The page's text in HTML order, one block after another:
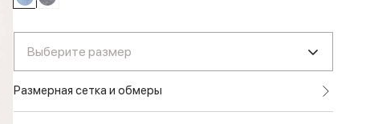
Выберите размер
Размерная сетка и обмеры